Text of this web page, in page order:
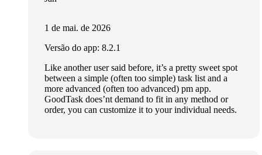
1 de mai. de 2026
Versão do app: 8.2.1
Like another user said before, it’s a pretty sweet spot
between a simple (often too simple) task list and a
more advanced (often too advanced) pm app.
GoodTask does’nt demand to fit in any method or
order, you can customize it to your individual needs.